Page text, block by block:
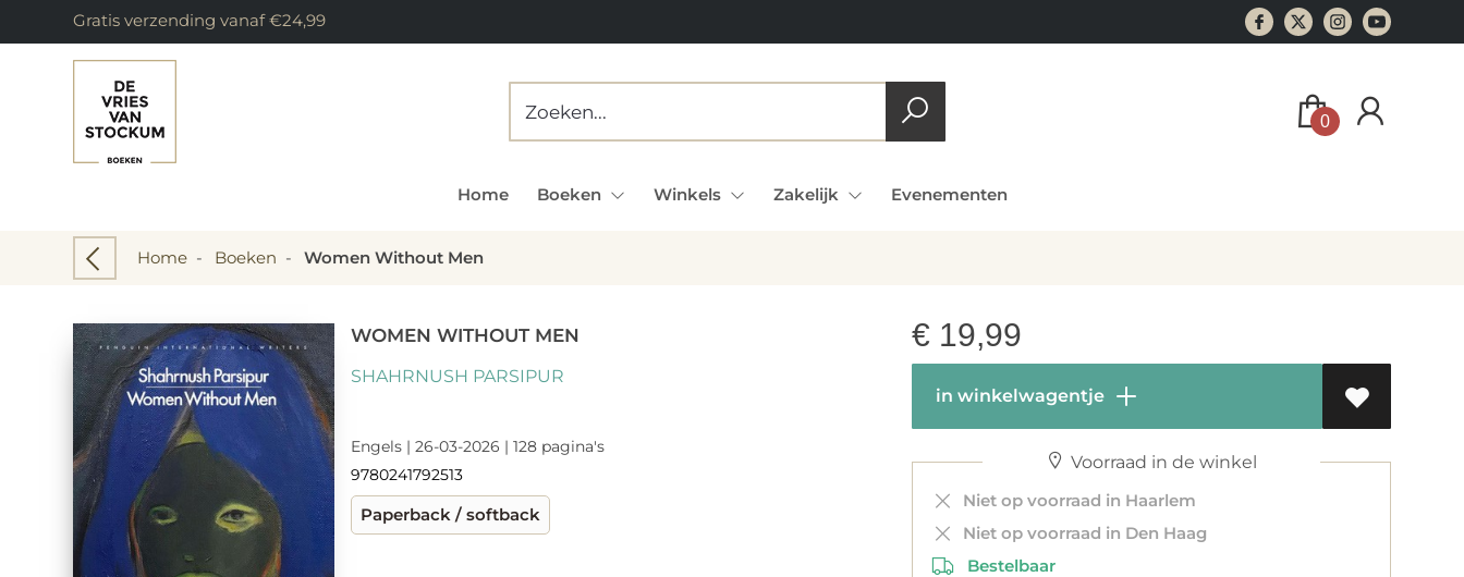
Gratis verzending vanaf €24,99
0
Home Boeken Winkels Zakelijk Evenementen
Home - Boeken - Women Without Men
WOMEN WITHOUT MEN
SHAHRNUSH PARSIPUR
Engels | 26-03-2026 | 128 pagina's
9780241792513
Paperback / softback
€ 19,99
in winkelwagentje
Voorraad in de winkel
Niet op voorraad in Haarlem
Niet op voorraad in Den Haag
Bestelbaar